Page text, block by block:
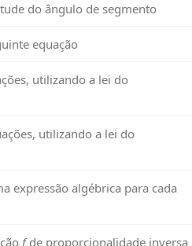
do ângulo de segmento
equação
utilizando a lei do
utilizando a lei do
expressão algébrica para cada
fde proporcionalidade inversa